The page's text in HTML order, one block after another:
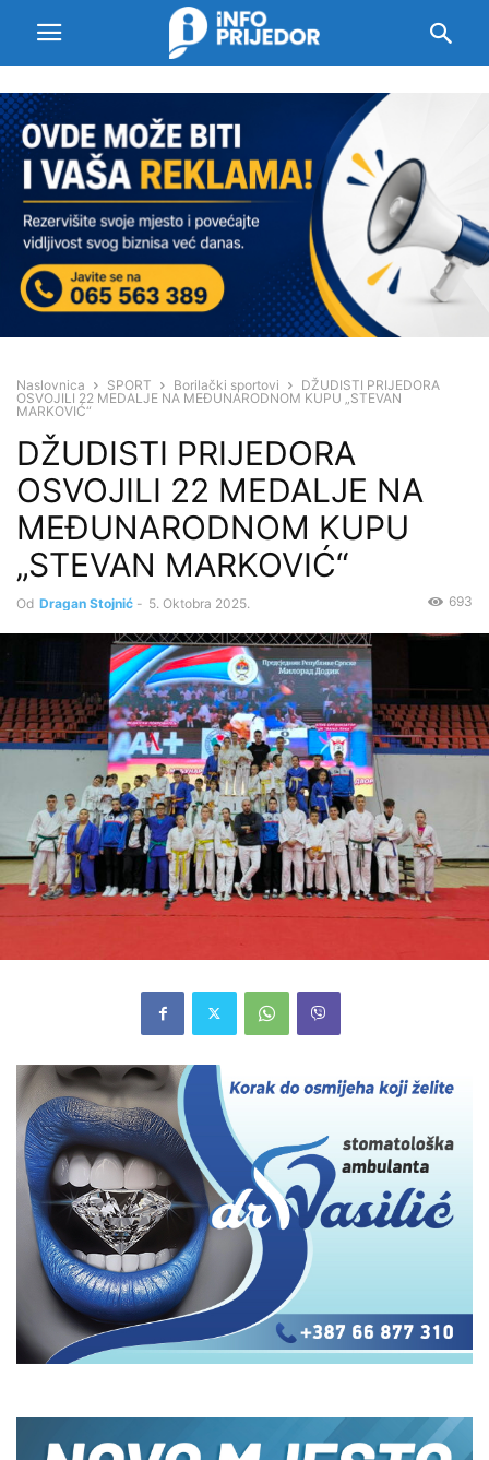
Naslovnica SPORT Borilački sportovi
DŽUDISTI PRIJEDORA
OSVOJILI 22 MEDALJE NA MEĐUNARODNOM KUPU „STEVAN
MARKOVIĆ“
DŽUDISTI PRIJEDORA
OSVOJILI 22 MEDALJE NA
MEĐUNARODNOM KUPU
„STEVAN MARKOVIĆ“
Od Dragan Stojnić - 5. Oktobra 2025. 693